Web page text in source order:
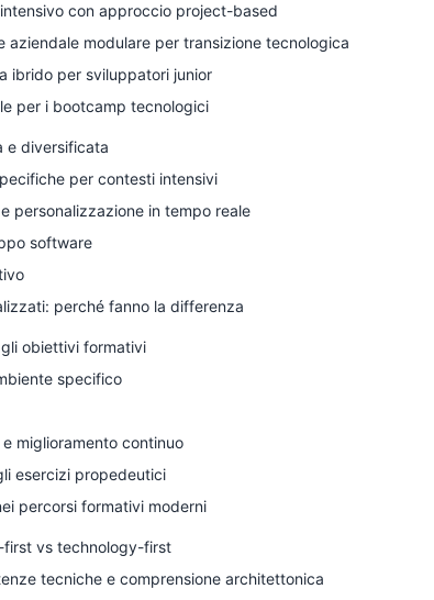
con approccio project-based
aziendale modulare per transizione tecnologica
ibrido per sviluppatori junior
per i bootcamp tecnologici
e diversificata
per contesti intensivi
personalizzazione in tempo reale
software
perché fanno la differenza
obiettivi formativi
specifico
miglioramento continuo
esercizi propedeutici
percorsi formativi moderni
first vs technology-first
tecniche e comprensione architettonica